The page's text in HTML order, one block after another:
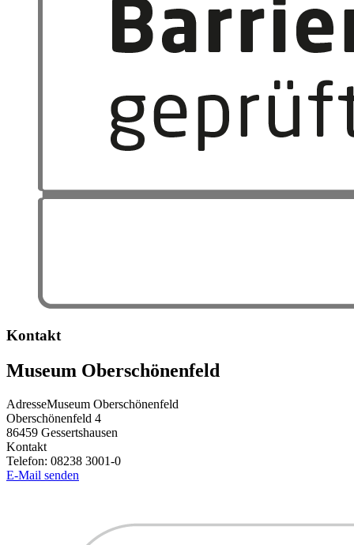
Kontakt
Museum Oberschönenfeld
AdresseMuseum Oberschönenfeld
Oberschönenfeld 4
86459 Gessertshausen
Kontakt
Telefon: 08238 3001-0
E-Mail senden